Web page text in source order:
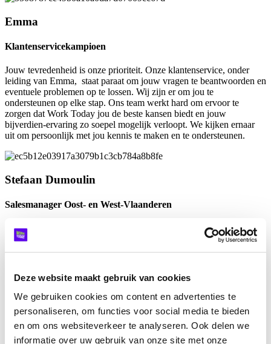
Deze website maakt gebruik van cookies
We gebruiken cookies om content en advertenties te
personaliseren, om functies voor social media te bieden
en om ons websiteverkeer te analyseren. Ook delen we
informatie over uw gebruik van onze site met onze
Emma
Klantenservicekampioen
Jouw tevredenheid is onze prioriteit. Onze klantenservice, onder
leiding van Emma, staat paraat om jouw vragen te beantwoorden en
eventuele problemen op te lossen. Wij zijn er om jou te
ondersteunen op elke stap. Ons team werkt hard om ervoor te
zorgen dat Work Today jou de beste kansen biedt en jouw
bijverdien-ervaring zo soepel mogelijk verloopt. We kijken ernaar
uit om persoonlijk met jou kennis te maken en te ondersteunen.
Stefaan Dumoulin
Salesmanager Oost- en West-Vlaanderen
Stefaan Dumoulin is een ervaren manager in sales met een carrière
van meer dan 20 jaar. Hij heeft expertise in operationele leiding,
sales strategieën, en promotieacties. Stefaan is commercieel
strandzeilen. Ondertussen staat Stefaan al enkele jaren klaar om zijn
team elke dag te ondersteunen!
Daisy Florquin